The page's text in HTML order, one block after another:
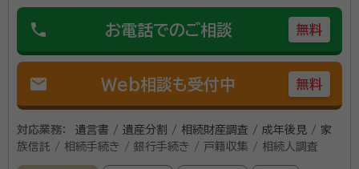
す。 お客様に寄り添い、フットワークが軽く、どのような
問題も解決に向けて真剣に取り組んでいくという姿勢
が評価されています。
に相談したらいいかわからないこと、まずは無料相談か
らお客様の希望に合うオーダーメイドのプランを作成い
入れているため、アベニールがお客様の相続に関するす
べてのサポート窓口となります。 お気楽にお問合せくだ
さい。
銀行ジェロントロジスト
所属団体：
東京都行政書士会・神奈川県行政書士会・愛知県行政書
phone お電話でのご相談 無料
mail Web相談も受付中 無料
対応業務：
遺言書 / 遺産分割 / 相続財産調査 / 成年後見 / 家
族信託 / 相続手続き / 銀行手続き / 戸籍収集 / 相続人調査